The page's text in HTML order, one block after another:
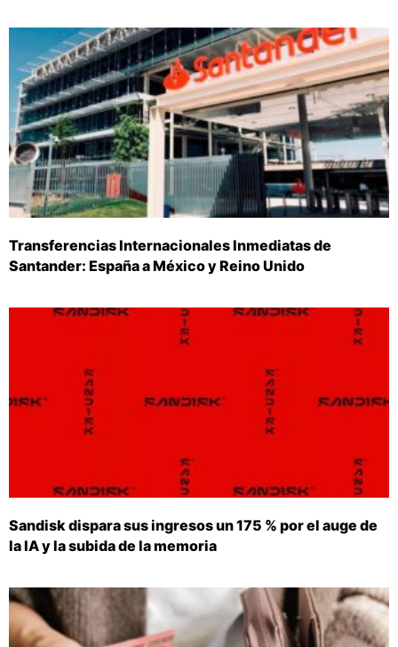
Transferencias Internacionales Inmediatas de
Santander: España a México y Reino Unido
Sandisk dispara sus ingresos un 175 % por el auge de
la IA y la subida de la memoria